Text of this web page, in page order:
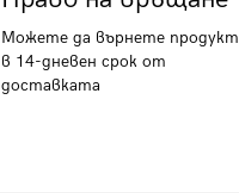
Можете да върнете продукт
в 14-дневен срок от
доставката